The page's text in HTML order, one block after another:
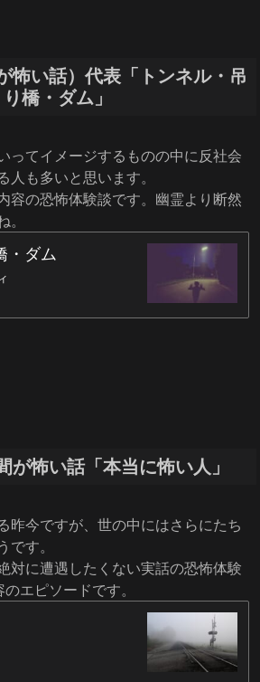
怖い話）代表「トンネル・吊
り橋・ダム」
ってイメージするものの中に反社会
人も多いと思います。
容の恐怖体験談です。幽霊より断然
が怖い話「本当に怖い人」
昨今ですが、世の中にはさらにたち
です。
対に遭遇したくない実話の恐怖体験
エピソードです。